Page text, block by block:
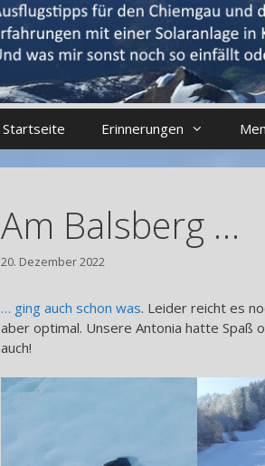
Startseite Erinnerungen
Am Balsberg …
20. Dezember 2022
… ging auch schon was. Leider reicht es
aber optimal. Unsere Antonia hatte Spaß
auch!